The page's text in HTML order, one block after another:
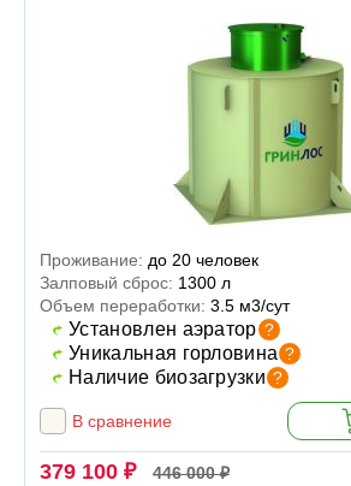
Проживание: до 20 человек
Залповый сброс: 1300 л
Объем переработки: 3.5 м3/сут
Установлен аэратор ?
Уникальная горловина ?
Наличие биозагрузки ?
В сравнение
379 100 ₽ 446 000 ₽